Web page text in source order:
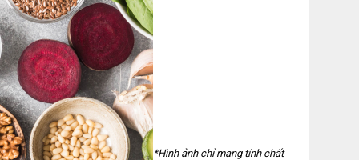
*Hình ảnh chỉ mang tính chất